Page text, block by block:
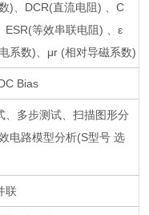
)、DCR(直流电阻) 、C
ESR(等效串联电阻) 、ε
系数)、μr (相对导磁系数)
Bias
、多步测试、扫描图形分
电路模型分析(S型号 选
联